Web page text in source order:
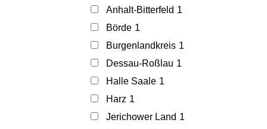
Anhalt-Bitterfeld 1
Börde 1
Burgenlandkreis 1
Dessau-Roßlau 1
Halle Saale 1
Harz 1
Jerichower Land 1